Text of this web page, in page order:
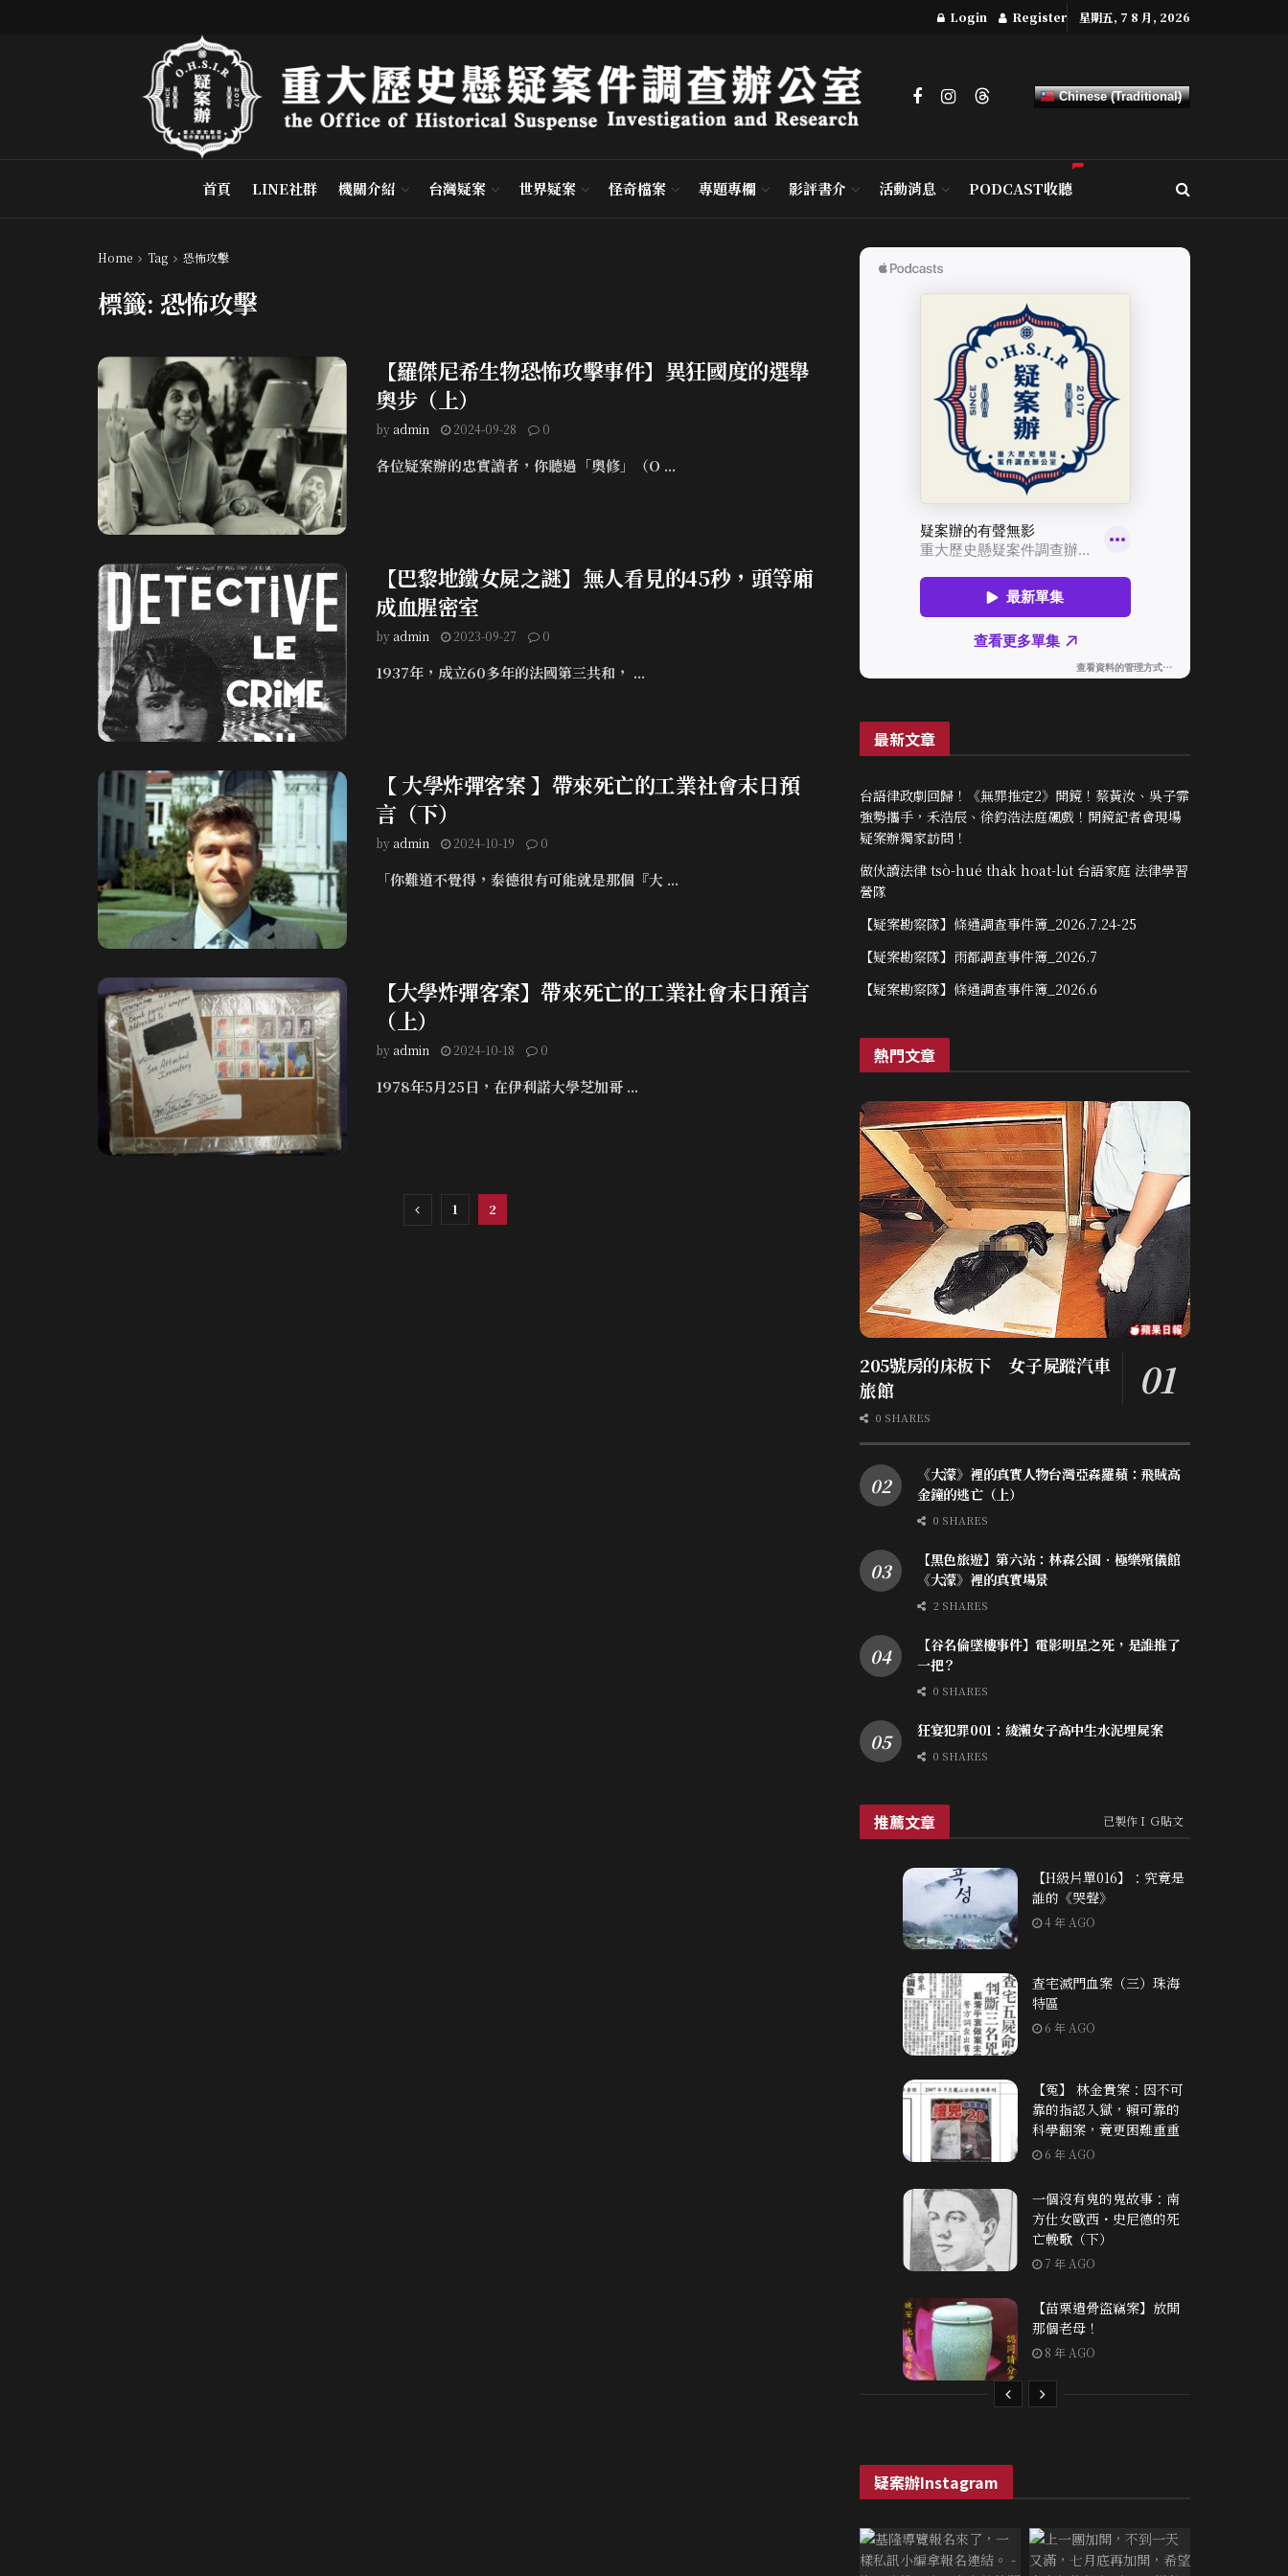
Login Register 星期五, 7 8 月, 2026
Chinese (Traditional)
首頁 LINE社群 機關介紹 台灣疑案 世界疑案 怪奇檔案 專題專欄 影評書介 活動消息 PODCAST收聽
Home Tag 恐怖攻擊
標籤: 恐怖攻擊
【羅傑尼希生物恐怖攻擊事件】異狂國度的選舉
奧步（上）
by admin 2024-09-28 0
各位疑案辦的忠實讀者，你聽過「奧修」（O ...
【巴黎地鐵女屍之謎】無人看見的45秒，頭等廂
成血腥密室
by admin 2023-09-27 0
1937年，成立60多年的法國第三共和， ...
【 大學炸彈客案 】帶來死亡的工業社會末日預
言（下）
by admin 2024-10-19 0
「你難道不覺得，泰德很有可能就是那個『大 ...
【大學炸彈客案】帶來死亡的工業社會末日預言
（上）
by admin 2024-10-18 0
1978年5月25日，在伊利諾大學芝加哥 ...
1 2
最新文章
台語律政劇回歸！《無罪推定2》開鏡！蔡黃汝、吳子霏
強勢攜手，禾浩辰、徐鈞浩法庭飆戲！開鏡記者會現場
疑案辦獨家訪問！
做伙讀法律 tsò-hué tha̍k hoat-lu̍t 台語家庭 法律學習
營隊
【疑案勘察隊】條通調查事件簿_2026.7.24-25
【疑案勘察隊】雨都調查事件簿_2026.7
【疑案勘察隊】條通調查事件簿_2026.6
熱門文章
205號房的床板下 女子屍蹤汽車
旅館
0 SHARES
《大濛》裡的真實人物台灣亞森羅蘋：飛賊高
金鐘的逃亡（上）
0 SHARES
【黑色旅遊】第六站：林森公園．極樂殯儀館
《大濛》裡的真實場景
2 SHARES
【谷名倫墜樓事件】電影明星之死，是誰推了
一把？
0 SHARES
狂宴犯罪001：綾瀨女子高中生水泥埋屍案
0 SHARES
推薦文章 已製作ＩＧ貼文
【H級片單016】：究竟是
誰的《哭聲》
4 年 AGO
查宅滅門血案（三）珠海
特區
6 年 AGO
【冤】 林金貴案：因不可
靠的指認入獄，賴可靠的
科學翻案，竟更困難重重
6 年 AGO
一個沒有鬼的鬼故事：南
方仕女歐西・史尼德的死
亡輓歌（下）
7 年 AGO
【苗栗遺骨盜竊案】放開
那個老母！
8 年 AGO
疑案辦Instagram